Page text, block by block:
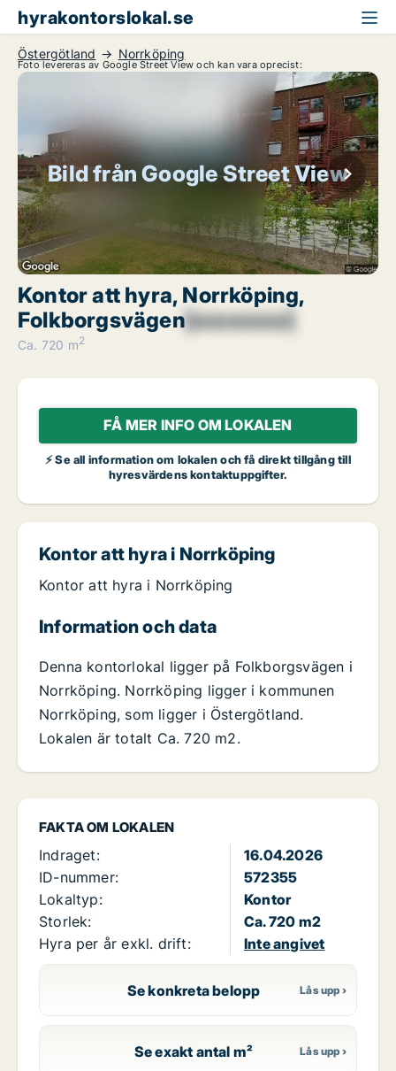
hyrakontorslokal.se
Östergötland Norrköping
Foto levereras av Google Street View och kan vara oprecist:
Bild från Google Street View
Kontor att hyra, Norrköping,
Folkborgsvägen[xxxxxxxx]
Ca. 720 m2
FÅ MER INFO OM LOKALEN
⚡ Se all information om lokalen och få direkt tillgång till
hyresvärdens kontaktuppgifter.
FAKTA OM LOKALEN
Indraget:
16.04.2026
ID-nummer:
572355
Lokaltyp:
Kontor
Storlek:
Ca. 720 m2
Hyra per år exkl. drift:
Inte angivet
Se konkreta belopp
Se exakt antal m²
Kontor att hyra i Norrköping
Kontor att hyra i Norrköping
Information och data
Denna kontorlokal ligger på Folkborgsvägen i
Norrköping. Norrköping ligger i kommunen
Norrköping, som ligger i Östergötland.
Lokalen är totalt Ca. 720 m2.